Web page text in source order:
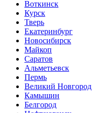
Воткинск
Курск
Тверь
Екатеринбург
Новосибирск
Майкоп
Саратов
Альметьевск
Пермь
Великий Новгород
Камышин
Белгород